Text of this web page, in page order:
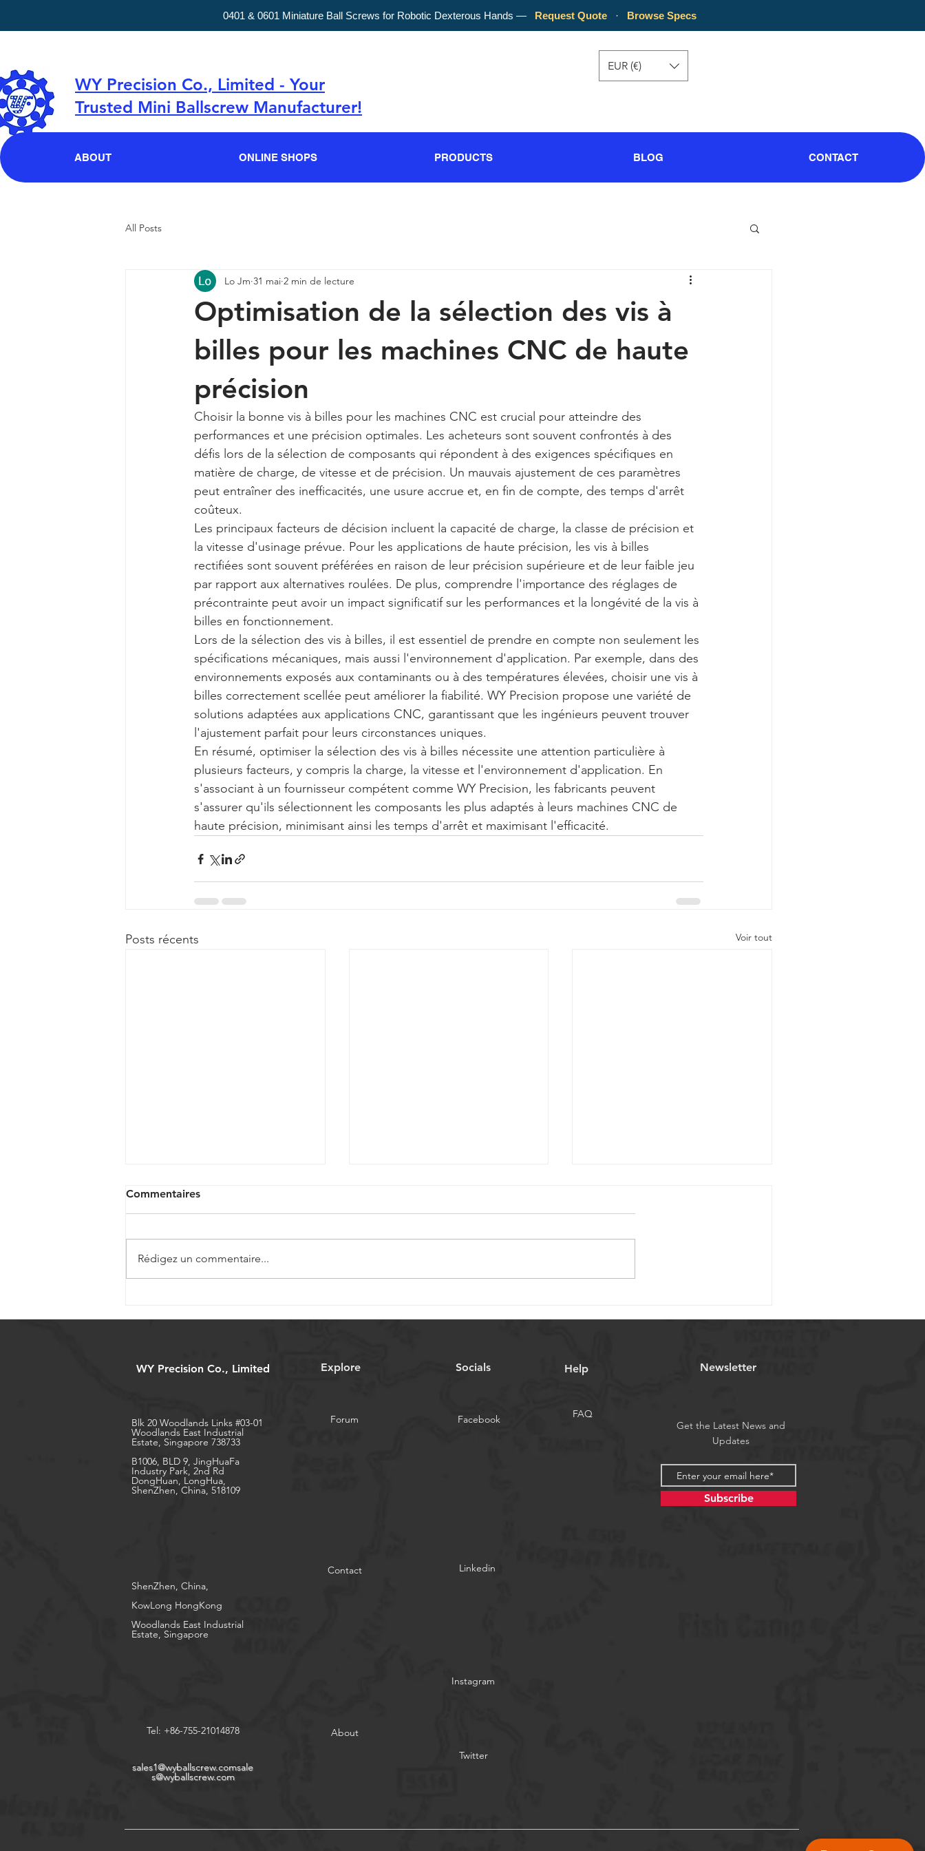
WY Precision Co., Limited - Your
Trusted Mini Ballscrew Manufacturer!
EUR (€)
ABOUT ONLINE SHOPS PRODUCTS BLOG CONTACT
All Posts
Optimisation de la sélection des vis à
billes pour les machines CNC de haute
précision
Lo Jm 31 mai 2 min de lecture
Choisir la bonne vis à billes pour les machines CNC est crucial pour atteindre des
performances et une précision optimales. Les acheteurs sont souvent confrontés à des
défis lors de la sélection de composants qui répondent à des exigences spécifiques en
matière de charge, de vitesse et de précision. Un mauvais ajustement de ces paramètres
peut entraîner des inefficacités, une usure accrue et, en fin de compte, des temps d'arrêt
coûteux.
Les principaux facteurs de décision incluent la capacité de charge, la classe de précision et
la vitesse d'usinage prévue. Pour les applications de haute précision, les vis à billes
rectifiées sont souvent préférées en raison de leur précision supérieure et de leur faible jeu
par rapport aux alternatives roulées. De plus, comprendre l'importance des réglages de
précontrainte peut avoir un impact significatif sur les performances et la longévité de la vis à
billes en fonctionnement.
Lors de la sélection des vis à billes, il est essentiel de prendre en compte non seulement les
spécifications mécaniques, mais aussi l'environnement d'application. Par exemple, dans des
environnements exposés aux contaminants ou à des températures élevées, choisir une vis à
billes correctement scellée peut améliorer la fiabilité. WY Precision propose une variété de
solutions adaptées aux applications CNC, garantissant que les ingénieurs peuvent trouver
l'ajustement parfait pour leurs circonstances uniques.
En résumé, optimiser la sélection des vis à billes nécessite une attention particulière à
plusieurs facteurs, y compris la charge, la vitesse et l'environnement d'application. En
s'associant à un fournisseur compétent comme WY Precision, les fabricants peuvent
s'assurer qu'ils sélectionnent les composants les plus adaptés à leurs machines CNC de
haute précision, minimisant ainsi les temps d'arrêt et maximisant l'efficacité.
Posts récents Voir tout
dispositifs médicaux de
miniatures pour dispositifs
miniatures pour applications
Commentaires
Rédigez un commentaire...
WY Precision Co., Limited Explore Socials Help Newsletter
Blk 20 Woodlands Links #03-01
Woodlands East Industrial
Estate, Singapore 738733
B1006, BLD 9, JingHuaFa
Industry Park, 2nd Rd
DongHuan, LongHua,
ShenZhen, China, 518109
Forum Facebook
FAQ
Get the Latest News and
Updates
Subscribe
Contact
Linkedin
ShenZhen, China,
KowLong HongKong​
Woodlands East Industrial
Estate, Singapore
Instagram
Tel: +86-755-21014878
sales1@wyballscrew.comsale
s@wyballscrew.com
About
Twitter
0401 & 0601 Miniature Ball Screws for Robotic Dexterous Hands — Request Quote · Browse Specs